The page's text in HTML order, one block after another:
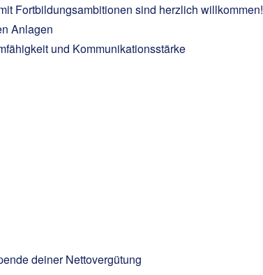
Fortbildungsambitionen sind herzlich willkommen!
Anlagen
und Kommunikationsstärke
deiner Nettovergütung